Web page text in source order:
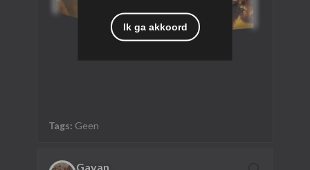
Tags: Geen
Gayan
Ik ga akkoord